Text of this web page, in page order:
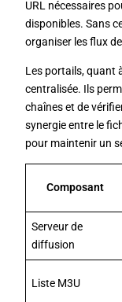
URL nécessaires
disponibles. Sans
organiser les flux
Les portails, quant
centralisée. Ils
chaînes et de
synergie entre le
pour maintenir un
Composant
Serveur de
diffusion
Liste M3U